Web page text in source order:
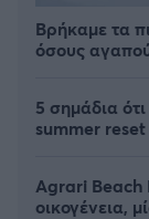
Βρήκαμε τα
όσους
5 σημάδια
summer reset
Agrari Beach
οικογένεια,